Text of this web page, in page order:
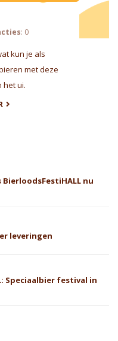
: 0
kun je als
met deze
het ui.
BierloodsFestiHALL nu
leveringen
Speciaalbier festival in